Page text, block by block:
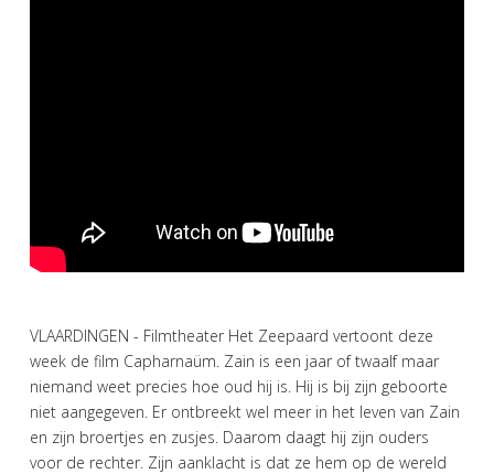
VLAARDINGEN - Filmtheater Het Zeepaard vertoont deze
week de film Capharnaüm. Zain is een jaar of twaalf maar
niemand weet precies hoe oud hij is. Hij is bij zijn geboorte
niet aangegeven. Er ontbreekt wel meer in het leven van Zain
en zijn broertjes en zusjes. Daarom daagt hij zijn ouders
voor de rechter. Zijn aanklacht is dat ze hem op de wereld